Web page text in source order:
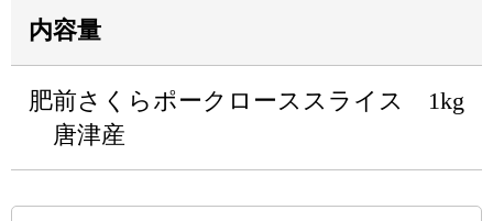
内容量
肥前さくらポークローススライス 1kg
唐津産